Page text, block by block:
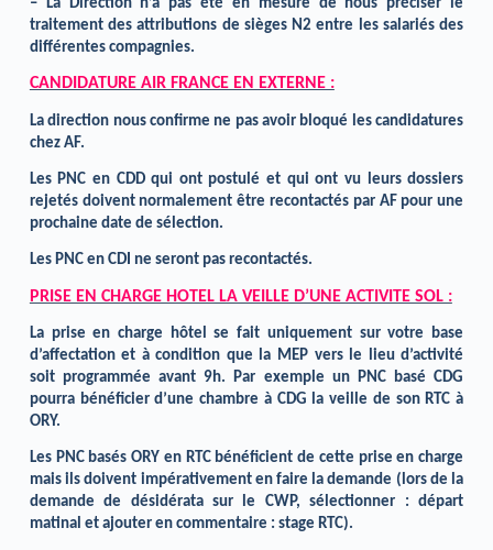
– La Direction n’a pas été en mesure de nous préciser le
traitement des attributions de sièges N2 entre les salariés des
différentes compagnies.
CANDIDATURE AIR FRANCE EN EXTERNE :
La direction nous confirme ne pas avoir bloqué les candidatures
chez AF.
Les PNC en CDD qui ont postulé et qui ont vu leurs dossiers
rejetés doivent normalement être recontactés par AF pour une
prochaine date de sélection.
Les PNC en CDI ne seront pas recontactés.
PRISE EN CHARGE HOTEL LA VEILLE D’UNE ACTIVITE SOL :
La prise en charge hôtel se fait uniquement sur votre base
d’affectation et à condition que la MEP vers le lieu d’activité
soit programmée avant 9h. Par exemple un PNC basé CDG
pourra bénéficier d’une chambre à CDG la veille de son RTC à
ORY.
Les PNC basés ORY en RTC bénéficient de cette prise en charge
mais ils doivent impérativement en faire la demande (lors de la
demande de désidérata sur le CWP, sélectionner : départ
matinal et ajouter en commentaire : stage RTC).